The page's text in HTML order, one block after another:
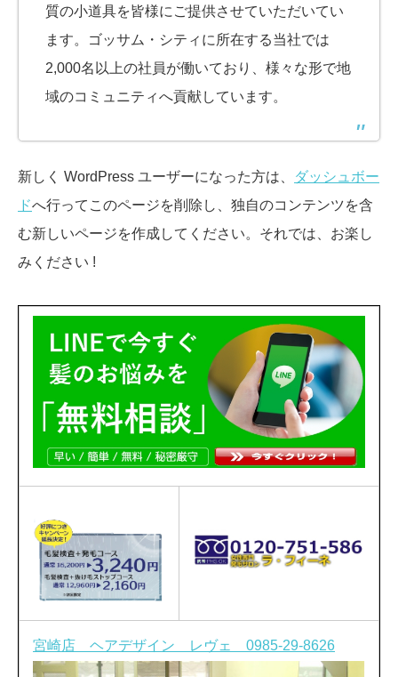
質の小道具を皆様にご提供させていただいてい
ます。ゴッサム・シティに所在する当社では
2,000名以上の社員が働いており、様々な形で地
域のコミュニティへ貢献しています。
新しく WordPress ユーザーになった方は、
ダッシュボー
ドへ行ってこのページを削除し、独自のコンテンツを含
む新しいページを作成してください。それでは、お楽し
みください !
宮崎店 ヘアデザイン レヴェ 0985-29-8626